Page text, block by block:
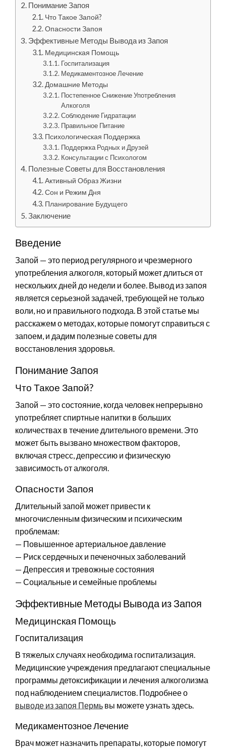
Понимание Запоя
Что Такое Запой?
Опасности Запоя
Эффективные Методы Вывода из Запоя
Медицинская Помощь
Госпитализация
Медикаментозное Лечение
Домашние Методы
Постепенное Снижение Употребления
Алкоголя
Соблюдение Гидратации
Правильное Питание
Психологическая Поддержка
Поддержка Родных и Друзей
Консультации с Психологом
Полезные Советы для Восстановления
Активный Образ Жизни
Сон и Режим Дня
Планирование Будущего
Заключение
Введение
Запой — это период регулярного и чрезмерного
употребления алкоголя, который может длиться от
нескольких дней до недели и более. Вывод из запоя
является серьезной задачей, требующей не только
воли, но и правильного подхода. В этой статье мы
расскажем о методах, которые помогут справиться с
запоем, и дадим полезные советы для
восстановления здоровья.
Понимание Запоя
Что Такое Запой?
Запой — это состояние, когда человек непрерывно
употребляет спиртные напитки в больших
количествах в течение длительного времени. Это
может быть вызвано множеством факторов,
включая стресс, депрессию и физическую
зависимость от алкоголя.
Опасности Запоя
Длительный запой может привести к
многочисленным физическим и психическим
проблемам:
— Повышенное артериальное давление
— Риск сердечных и печеночных заболеваний
— Депрессия и тревожные состояния
— Социальные и семейные проблемы
Эффективные Методы Вывода из Запоя
Медицинская Помощь
Госпитализация
В тяжелых случаях необходима госпитализация.
Медицинские учреждения предлагают специальные
программы детоксификации и лечения алкоголизма
под наблюдением специалистов. Подробнее о
выводе из запоя Пермь вы можете узнать здесь.
Медикаментозное Лечение
Врач может назначить препараты, которые помогут